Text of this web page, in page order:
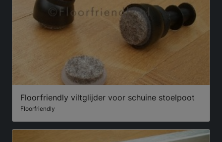
Floorfriendly viltglijder voor schuine stoelpoot
Floorfriendly